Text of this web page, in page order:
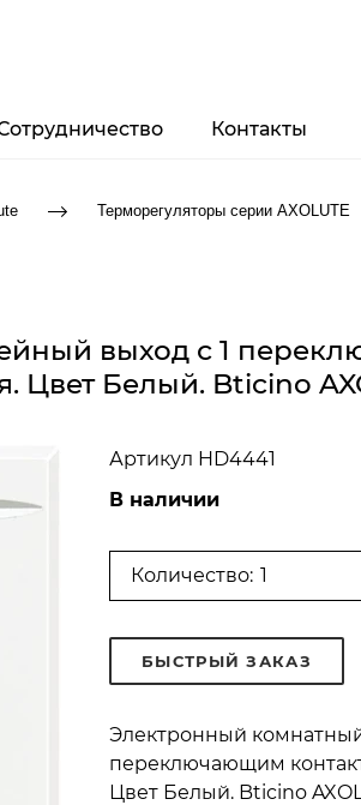
Контакты
Терморегуляторы серии AXOLUTE
выход с 1
Цвет Белый. Bticino
Артикул HD4441
В наличии
Количество:
БЫСТРЫЙ ЗАКАЗ
Электронный
переключающим
Цвет Белый. Bticino